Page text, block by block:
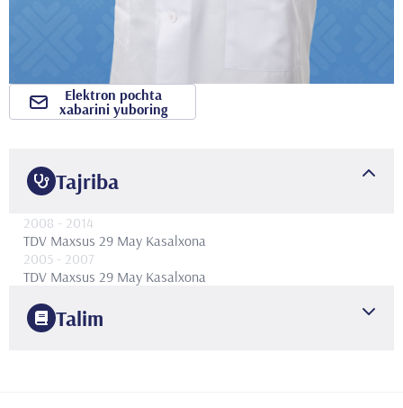
Tajriba
2008 - 2014
TDV Maxsus 29 May Kasalxona
2005 - 2007
TDV Maxsus 29 May Kasalxona
Talim
Elektron pochta
xabarini yuboring